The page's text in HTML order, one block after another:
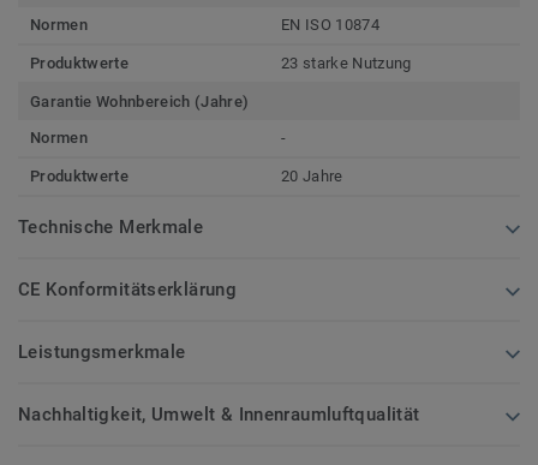
Normen
EN ISO 10874
Produktwerte 23 starke Nutzung
Garantie Wohnbereich (Jahre)
Normen
-
Produktwerte 20 Jahre
Technische Merkmale
CE Konformitätserklärung
Leistungsmerkmale
Nachhaltigkeit, Umwelt & Innenraumluftqualität